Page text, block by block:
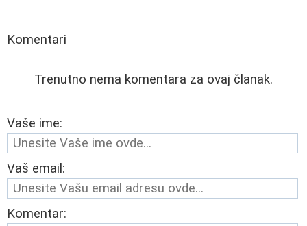
Komentari
Trenutno nema komentara za ovaj članak.
Vaše ime:
Vaš email:
Komentar: